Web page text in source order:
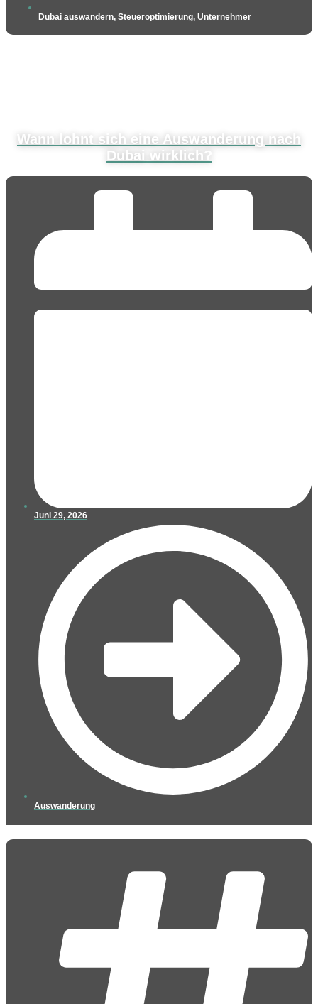
Dubai auswandern, Steueroptimierung, Unternehmer
Wann lohnt sich eine Auswanderung nach
Dubai wirklich?
Juni 29, 2026
Auswanderung